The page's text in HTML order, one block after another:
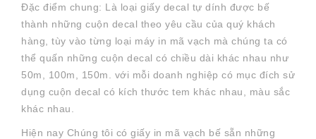
Đặc điểm chung: Là loại giấy decal tự dính được bế
thành những cuộn decal theo yêu cầu của quý khách
hàng, tùy vào từng loại máy in mã vạch mà chúng ta có
thể quấn những cuộn decal có chiều dài khác nhau như
50m, 100m, 150m. với mỗi doanh nghiệp có mục đích sử
dụng cuộn decal có kích thước tem khác nhau, màu sắc
khác nhau.
Hiện nay Chúng tôi có giấy in mã vạch bế sẵn những